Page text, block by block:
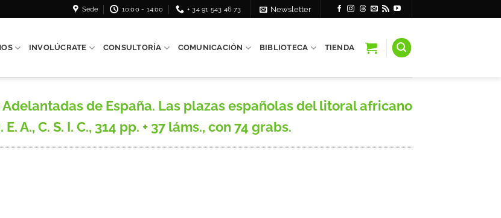
Sede 10:00 - 14:00 + 34 91 543 46 73 Newsletter
INVOLÚCRATE CONSULTORÍA COMUNICACIÓN BIBLIOTECA TIENDA
Adelantadas de España. Las plazas españolas del litoral africano
A., C. S. I. C., 314 pp. + 37 láms., con 74 grabs.